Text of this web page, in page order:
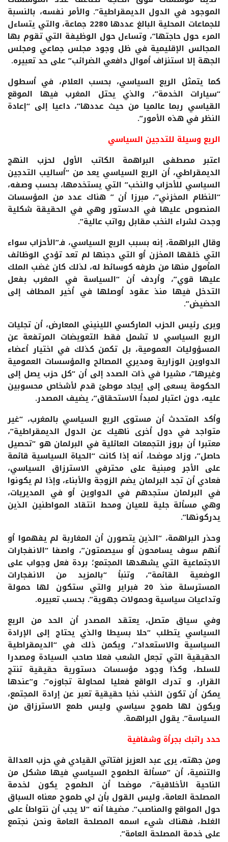
الموجود في الدول الديمقراطية”. والأمر نفسه، بالنسبة
للجماعات المحلية البالغ عددها 2280 جماعة، والتي يتساءل
المرء حول حاجتها”، وتساءل حول الوظيفة التي تقوم بها
المجالس الإقليمية في ظل وجود مجلس جماعي ومجلس
الجهة إلا استنزاف أموال دافعي الضرائب” على حد تعبيره.
كما يتمثل الريع السياسي، بحسب العلام، في أسطول
“سيارات الخدمة”، والذي يحتل المغرب فيها الموقع
القياسي ربما عالميا من حيث عددها”، داعيا إلى “إعادة
النظر في هذه الأمور”.
الريع وسيلة للتدجين السياسي
اعتبر مصطفى البراهمة الكاتب الأول لحزب النهج
الديمقراطي، أن الريع السياسي يعد من “أساليب التدجين
السياسي للأحزاب والنخب” التي يستخدمها، بحسب وصفه،
“النظام المخزني”، مبرزا أن ” هناك عدد من المؤسسات
المنصوص عليها في الدستور وهي في الحقيقة شكلية
وجدت لشراء النخب مقابل رواتب عالية”.
وقال البراهمة، إنه بسبب الريع السياسي، فـ”الأحزاب سواء
التي خلقها المخزن أو التي دجنها لم تعد تؤدي الوظائف
المأمول منها من طرفه كوسائط له، لذلك كان غضب الملك
عليها قوي”، وأردف أن “السياسة في المغرب بفعل
التدخل فيها منذ عقود أوصلها في أخير المطاف إلى
الحضيض”.
ويرى رئيس الحزب الماركسي اللينيني المعارض، أن تجليات
الريع السياسي لا تشمل فقط التعويضات المرتفعة عن
المسؤوليات العمومية، بل تكمن كذلك في اختيار أعضاء
الدواوين الوزارية ومديري المصالح والمؤسسات العمومية
وغيرها”، مشيرا في ذات الصدد إلى أن “كل حزب يصل إلى
الحكومة يسعى إلى إيجاد موطئ قدم لأشخاص محسوبين
عليه، دون اعتبار لمبدأ الاستحقاق”، يضيف المصدر.
وأكد المتحدث أن مستوى الريع السياسي بالمغرب، “غير
متواجد في دول أخرى ناهيك عن الدول الديمقراطية”،
معتبرا أن بروز التجمعات العائلية في البرلمان هو “تحصيل
حاصل”، وزاد موضحا، أنه إذا كانت “الحياة السياسية قائمة
على الأجر ومبنية على محترفي الاسترزاق السياسي،
فعادي أن تجد البرلمان يضم الزوجة والأبناء، وإذا لم يكونوا
في البرلمان ستجدهم في الدواوين أو في المديريات،
وهي مسألة جلية للعيان ومحط انتقاد المواطنين الذين
يدركونها”.
وحذر البراهمة، “الذين يتصورن أن المغاربة لم يفهموا أو
أنهم سوف يسامحون أو سيصمتون”، واصفا “الانفجارات
الاجتماعية التي يشهدها المجتمع؛ بردة فعل وجواب على
الوضعية القائمة”، وتنبأ “بالمزيد من الانفجارات
المسترسلة منذ 20 فبراير والتي ستكون لها حمولة
وتداعيات سياسية وحمولات جهوية”. بحسب تعبيره.
وفي سياق متصل، يعتقد المصدر أن الحد من الريع
السياسي يتطلب “حلا بسيطا والذي يحتاج إلى الإرادة
السياسية والاستعداد”، ويكمن ذلك في “الديمقراطية
الحقيقية التي تجعل الشعب فعلا صاحب السيادة ومصدرا
للسلط، وكذا وجود مؤسسات دستورية حقيقية تنتج
القرار، و تدرك الواقع فعليا لمحاولة تجاوزه”. و”عندها
يمكن أن تكون النخب نخبا حقيقية تعبر عن إرادة المجتمع،
ويكون لها طموح سياسي وليس طمع الاسترزاق من
السياسة”. يقول البراهمة.
حدد راتبك بجرأة وشفافية
ومن جهته، يرى عبد العزيز افتاتي القيادي في حزب العدالة
والتنمية، أن “مسألة الطموح السياسي فيها مشكل من
الناحية الأخلاقية”، موضحا أن الطموح يكون لخدمة
المصلحة العامة، وليس القول بأن لي طموح معناه السباق
حول المواقع والمناصب”. مضيفا أنه “لا يجب أن نتواطأ على
الغلط، فهناك شيء اسمه المصلحة العامة ونحن نجتمع
على خدمة المصلحة العامة”.